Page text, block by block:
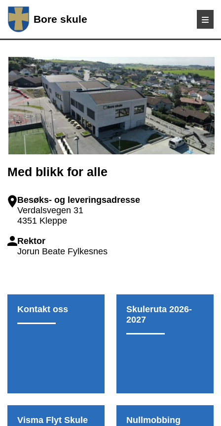
Bore skule
Med blikk for alle
Besøks- og leveringsadresse
Verdalsvegen 31
4351 Kleppe
Rektor
Jorun Beate Fylkesnes
Kontakt oss
Skuleruta 2026-
2027
Visma Flyt Skule Nullmobbing